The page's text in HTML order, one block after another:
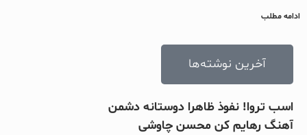
ادامه مطلب
آخرین نوشته‌ها
اسب تروا! نفوذ ظاهرا دوستانه دشمن
آهنگ رهایم کن محسن چاوشی